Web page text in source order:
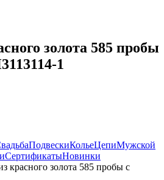
золота 585 пробы
1
ПодвескиКольеЦепиМужской
СертификатыНовинки
красного золота 585 пробы с